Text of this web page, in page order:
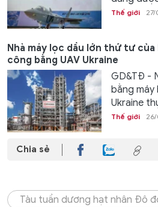
Thế giới
Nhà máy lọc dầu lớn thứ tư
công bằng UAV Ukraine
GD&TĐ -
bằng máy
Ukraine
Thế giới
Chia sẻ
Tàu tuần dương hạt nhân Đô